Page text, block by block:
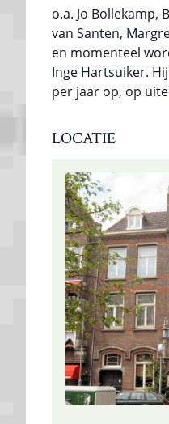
o.a. Jo Bollekamp,
van Santen,
en momenteel
Inge Hartsuiker.
per jaar op, op
LOCATIE